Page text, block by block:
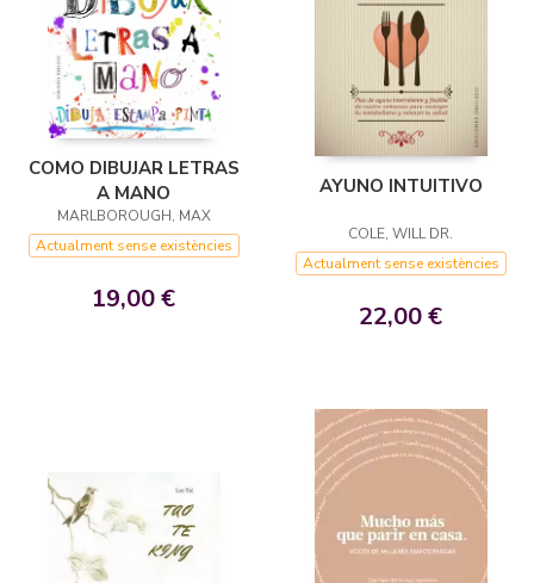
COMO DIBUJAR LETRAS
A MANO
MARLBOROUGH, MAX
Actualment sense existències
19,00 €
AYUNO INTUITIVO
COLE, WILL DR.
Actualment sense existències
22,00 €